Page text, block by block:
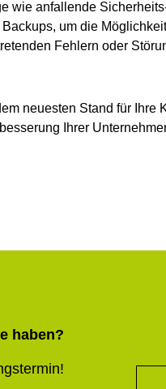
wie anfallende
um die
Fehlern oder
neuesten Stand für Ihre
Ihrer
haben?